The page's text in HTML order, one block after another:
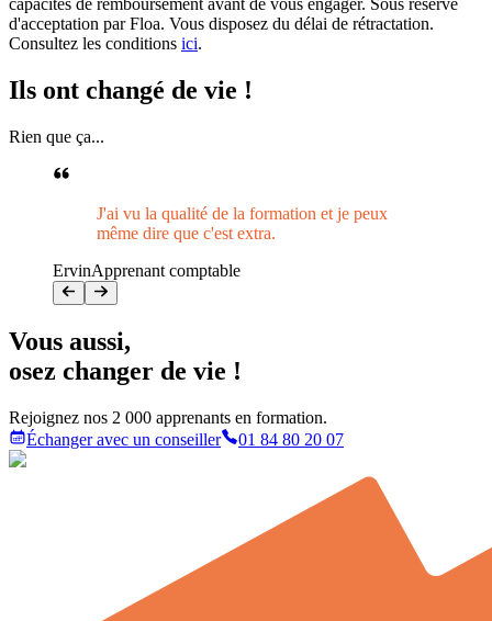
d'acceptation par Floa. Vous disposez du délai de rétractation.
Consultez les conditions ici.
Ils ont changé de vie !
Rien que ça...
J'ai vu la qualité de la formation et je peux
même dire que c'est extra.
ErvinApprenant comptable
Vous aussi,
osez changer de vie !
Rejoignez nos 2 000 apprenants en formation.
Échanger avec un conseiller
01 84 80 20 07